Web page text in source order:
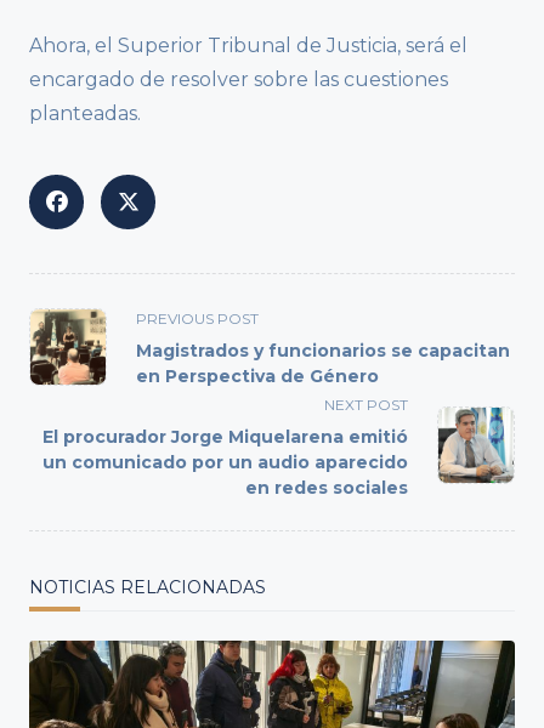
Ahora, el Superior Tribunal de Justicia, será el
encargado de resolver sobre las cuestiones
planteadas.
<span
class="nav-
subtitle
reader-
text">Page</span>
PREVIOUS POST
Magistrados y funcionarios se capacitan
en Perspectiva de Género
NEXT POST
El procurador Jorge Miquelarena emitió
un comunicado por un audio aparecido
en redes sociales
NOTICIAS RELACIONADAS